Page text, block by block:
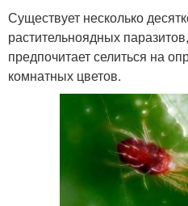
Существует несколько
растительноядных
предпочитает селиться на
комнатных цветов.